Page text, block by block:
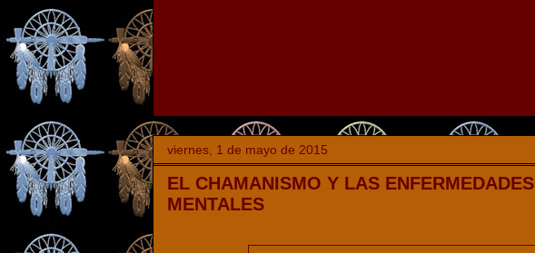
viernes, 1 de mayo de 2015
EL CHAMANISMO Y LAS ENFERMEDADES
MENTALES